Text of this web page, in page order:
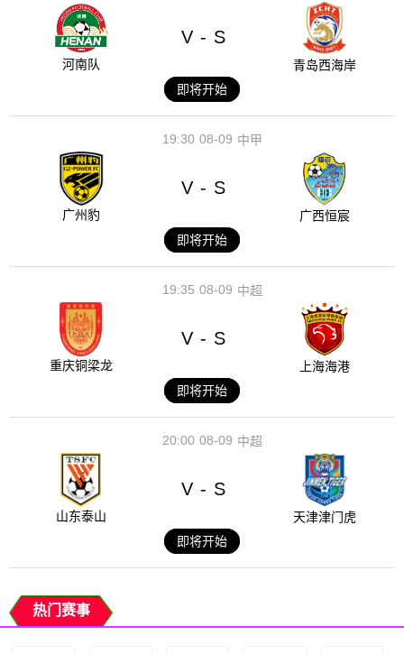
河南队
V - S
青岛西海岸
即将开始
08-09
19:30 中甲
广州豹
V - S
广西恒宸
即将开始
08-09
19:35 中超
重庆铜梁龙
V - S
上海海港
即将开始
08-09
20:00 中超
山东泰山
V - S
天津津门虎
即将开始
热门赛事